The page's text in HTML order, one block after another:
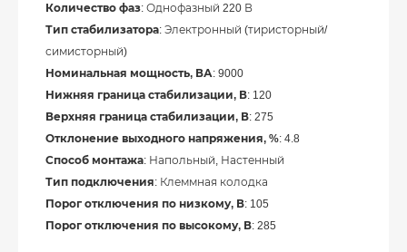
Количество фаз: Однофазный 220 В
Тип стабилизатора: Электронный (тиристорный/
симисторный)
Номинальная мощность, ВА: 9000
Нижняя граница стабилизации, В: 120
Верхняя граница стабилизации, В: 275
Отклонение выходного напряжения, %: 4.8
Способ монтажа: Напольный, Настенный
Тип подключения: Клеммная колодка
Порог отключения по низкому, В: 105
Порог отключения по высокому, В: 285